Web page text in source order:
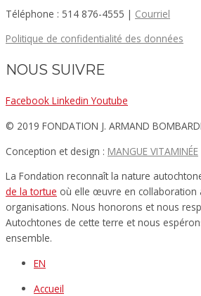
Téléphone : 514 876-4555 | Courriel
Politique de confidentialité des données
NOUS SUIVRE
Facebook Linkedin Youtube
© 2019 FONDATION J. ARMAND
Conception et design : MANGUE VITAMINÉE​
La Fondation reconnaît la nature
de la tortue où elle œuvre en collaboration
organisations. Nous honorons et nous
Autochtones de cette terre et nous
ensemble.
EN
Accueil